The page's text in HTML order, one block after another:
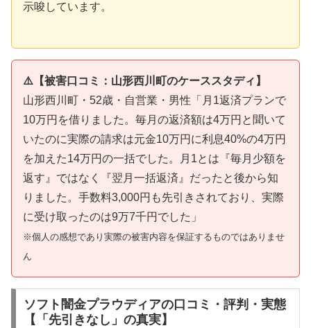
示唆しています。
⚠️【被害口コミ：山形西川町のケーススタディ】
山形西川町・52歳・自営業・男性「月1返済プランで
10万円を借りました。毎月の返済額は4万円と聞いて
いたのに実際の請求は元金10万円に利息40%の4万円
を加えた14万円の一括でした。月1とは『毎月少額を
返す』ではなく『翌月一括返済』だったと後から知
りました。手数料3,000円も先引きされており、実際
に受け取ったのは9万7千円でした」
※個人の感想であり実際の被害内容を保証するものではありませ
ん
ソフト闇金プラウディアの口コミ・評判・実態
【「先引きなし」の真実】